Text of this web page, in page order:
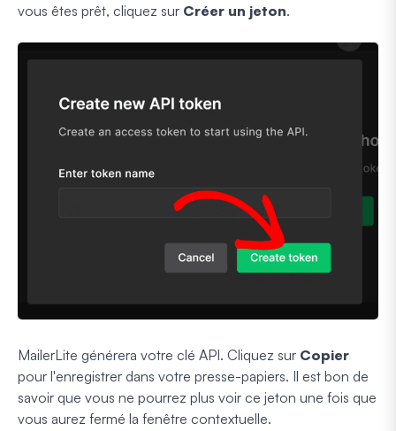
vous êtes prêt, cliquez sur Créer un jeton.
MailerLite générera votre clé API. Cliquez sur Copier
pour l'enregistrer dans votre presse-papiers. Il est bon de
savoir que vous ne pourrez plus voir ce jeton une fois que
vous aurez fermé la fenêtre contextuelle.